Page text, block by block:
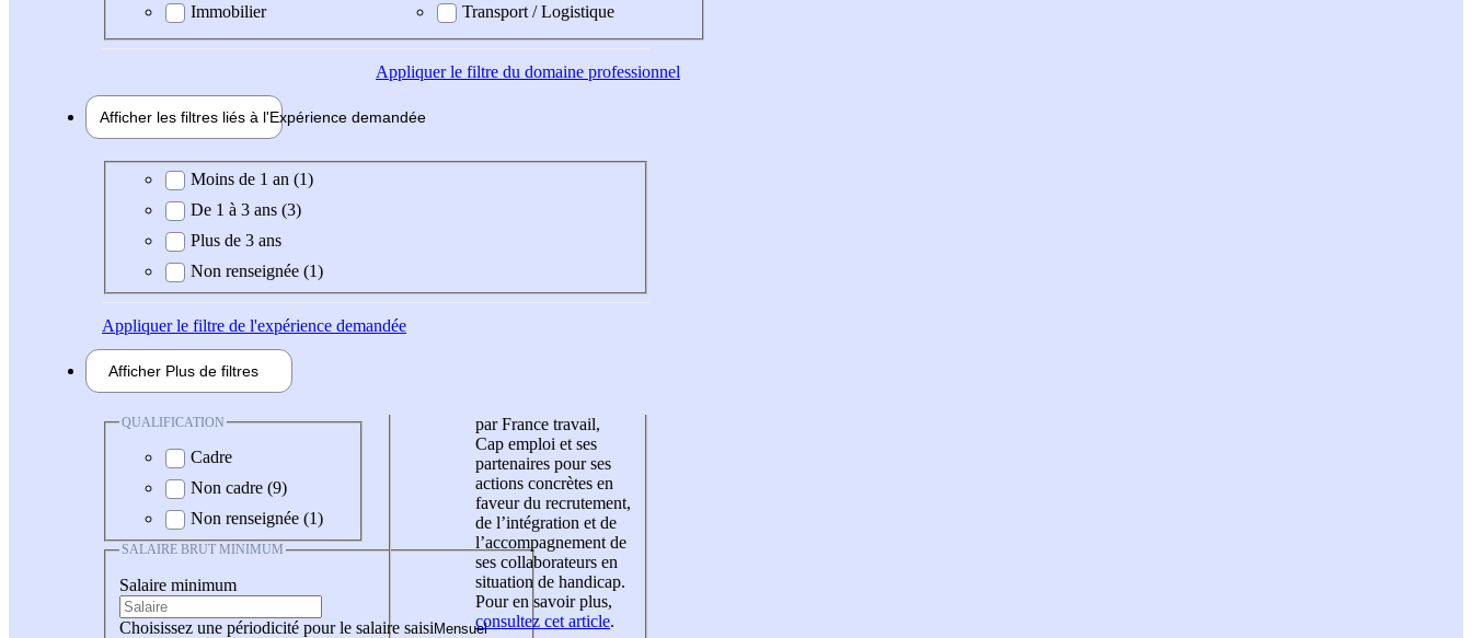
Immobilier
Transport / Logistique
Appliquerle filtre du domaine professionnel
Afficher les filtres liés à l'Expérience demandée
Expérience demandée
Moins de 1 an (1)
De 1 à 3 ans (3)
Plus de 3 ans
Non renseignée (1)
Appliquerle filtre de l'expérience demandée
Afficher Plus de filtres
QUALIFICATION
Cadre
Non cadre (9)
Non renseignée (1)
SALAIRE BRUT MINIMUM
Salaire minimum
Choisissez une périodicité pour le salaire saisi
par France travail,
Cap emploi et ses
partenaires pour ses
actions concrètes en
faveur du recrutement,
de l’intégration et de
l’accompagnement de
ses collaborateurs en
situation de handicap.
Pour en savoir plus,
consultez cet article.